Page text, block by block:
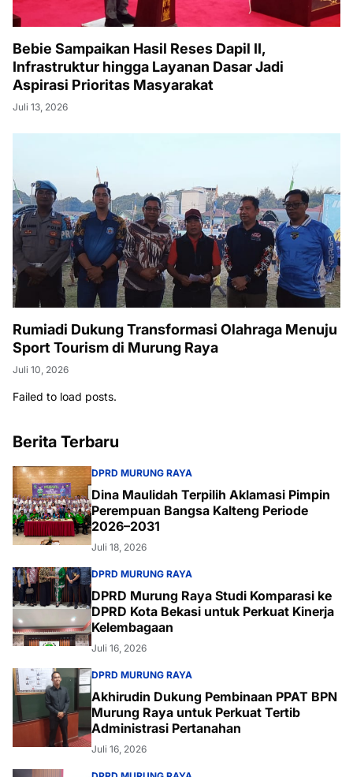
Bebie Sampaikan Hasil Reses Dapil II,
Infrastruktur hingga Layanan Dasar Jadi
Aspirasi Prioritas Masyarakat
Juli 13, 2026
Rumiadi Dukung Transformasi Olahraga Menuju
Sport Tourism di Murung Raya
Juli 10, 2026
Failed to load posts.
Berita Terbaru
DPRD MURUNG RAYA
Dina Maulidah Terpilih Aklamasi Pimpin
Perempuan Bangsa Kalteng Periode
2026–2031
Juli 18, 2026
DPRD MURUNG RAYA
DPRD Murung Raya Studi Komparasi ke
DPRD Kota Bekasi untuk Perkuat Kinerja
Kelembagaan
Juli 16, 2026
DPRD MURUNG RAYA
Akhirudin Dukung Pembinaan PPAT BPN
Murung Raya untuk Perkuat Tertib
Administrasi Pertanahan
Juli 16, 2026